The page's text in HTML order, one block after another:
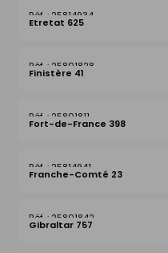
25814934
Etretat 625
25801828
Finistère 41
25801811
Fort-de-France 398
25814941
Franche-Comté 23
25801842
Gibraltar 757